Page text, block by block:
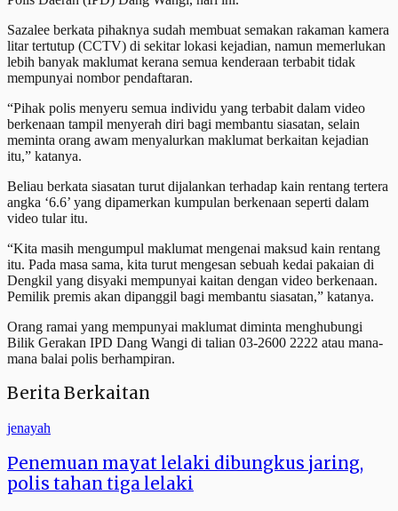
Sazalee berkata pihaknya sudah membuat semakan rakaman kamera
litar tertutup (CCTV) di sekitar lokasi kejadian, namun memerlukan
lebih banyak maklumat kerana semua kenderaan terbabit tidak
mempunyai nombor pendaftaran.
“Pihak polis menyeru semua individu yang terbabit dalam video
berkenaan tampil menyerah diri bagi membantu siasatan, selain
meminta orang awam menyalurkan maklumat berkaitan kejadian
itu,” katanya.
Beliau berkata siasatan turut dijalankan terhadap kain rentang tertera
angka ‘6.6’ yang dipamerkan kumpulan berkenaan seperti dalam
video tular itu.
“Kita masih mengumpul maklumat mengenai maksud kain rentang
itu. Pada masa sama, kita turut mengesan sebuah kedai pakaian di
Dengkil yang disyaki mempunyai kaitan dengan video berkenaan.
Pemilik premis akan dipanggil bagi membantu siasatan,” katanya.
Orang ramai yang mempunyai maklumat diminta menghubungi
Bilik Gerakan IPD Dang Wangi di talian 03-2600 2222 atau mana-
mana balai polis berhampiran.
Berita Berkaitan
jenayah
Penemuan mayat lelaki dibungkus jaring,
polis tahan tiga lelaki